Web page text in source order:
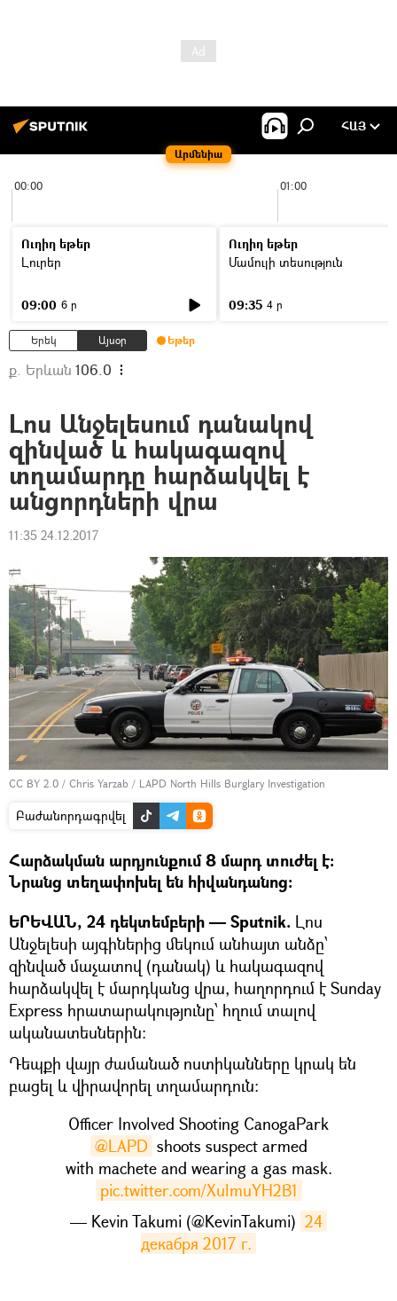
Արմենիա
ՀԱՅ
00:00 01:00
Ուղիղ եթեր
Լուրեր
09:00 6 ր
Ուղիղ եթեր
Մամուլի տեսություն
09:35 4 ր
Երեկ Այսօր Եթեր
ք. Երևան 106.0
Լոս Անջելեսում դանակով
զինված և հակագազով
տղամարդը հարձակվել է
անցորդների վրա
11:35 24.12.2017
CC BY 2.0 / Chris Yarzab / LAPD North Hills Burglary Investigation
Բաժանորդագրվել
Հարձակման արդյունքում 8 մարդ տուժել է:
Նրանց տեղափոխել են հիվանդանոց:
ԵՐԵՎԱՆ, 24 դեկտեմբերի — Sputnik. Լոս
Անջելեսի այգիներից մեկում անհայտ անձը՝
զինված մաչատով (դանակ) և հակագազով
հարձակվել է մարդկանց վրա, հաղորդում է Sunday
Express հրատարակությունը՝ հղում տալով
ականատեսներին:
Դեպքի վայր ժամանած ոստիկանները կրակ են
բացել և վիրավորել տղամարդուն:
Officer Involved Shooting CanogaPark
@LAPD shoots suspect armed
with machete and wearing a gas mask.
pic.twitter.com/XulmuYH2B1
— Kevin Takumi (@KevinTakumi) 24
декабря 2017 г.